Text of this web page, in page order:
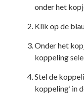
onder het
Klik op de
Onder het
koppeling
Stel de
koppeling’ in